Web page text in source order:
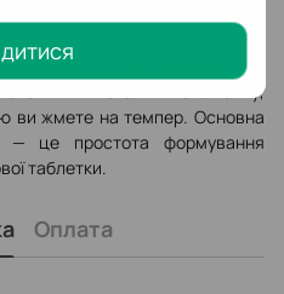
цей обмежувач просто не
. З пуш-темпером усі
Виставляйте глибину,
ви жмете на темпер. Основна
— це простота формування
таблетки.
Оплата